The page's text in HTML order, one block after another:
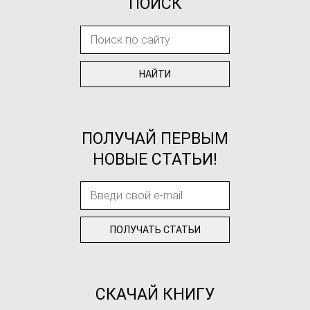
ПОИСК
ПОЛУЧАЙ ПЕРВЫМ
НОВЫЕ СТАТЬИ!
СКАЧАЙ КНИГУ